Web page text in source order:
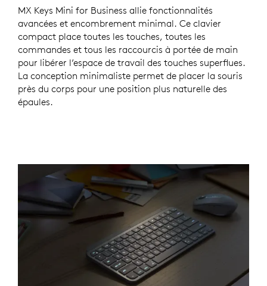
MX Keys Mini for Business allie fonctionnalités
avancées et encombrement minimal. Ce clavier
compact place toutes les touches, toutes les
commandes et tous les raccourcis à portée de main
pour libérer l’espace de travail des touches superflues.
La conception minimaliste permet de placer la souris
près du corps pour une position plus naturelle des
épaules.